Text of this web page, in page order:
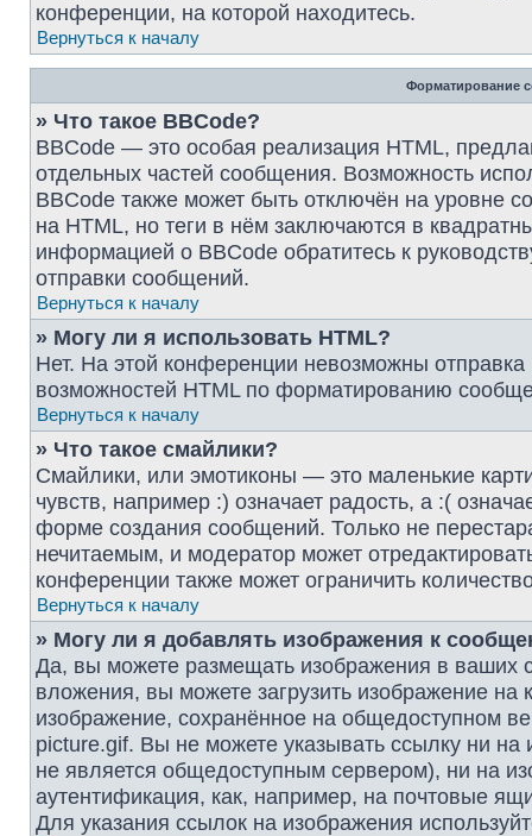
конференции, на которой находитесь.
Вернуться к началу
Форматирование
» Что такое BBCode?
BBCode — это особая реализация HTML,
отдельных частей сообщения. Возможность
BBCode также может быть отключён на уровне
на HTML, но теги в нём заключаются в
информацией о BBCode обратитесь к
отправки сообщений.
Вернуться к началу
» Могу ли я использовать HTML?
Нет. На этой конференции невозможны
возможностей HTML по форматированию
Вернуться к началу
» Что такое смайлики?
Смайлики, или эмотиконы — это маленькие
чувств, например :) означает радость, а :(
форме создания сообщений. Только не
нечитаемым, и модератор может
конференции также может ограничить
Вернуться к началу
» Могу ли я добавлять изображения к
Да, вы можете размещать изображения в ваших
вложения, вы можете загрузить изображение
изображение, сохранённое на общедоступном
picture.gif. Вы не можете указывать ссылку ни
не является общедоступным сервером), ни на
аутентификация, как, например, на почтовые
Для указания ссылок на изображения